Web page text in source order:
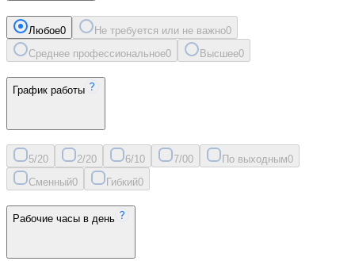
Любое0 Не требуется или не важно0
Среднее профессиональное0 Высшее0
График работы
5/20 2/20 6/10 7/00 По выходным0
Сменный0 Гибкий0
Рабочие часы в день